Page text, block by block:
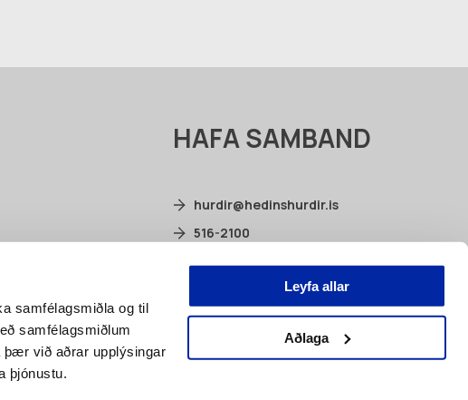
samfélagsmiðla og til
samfélagsmiðlum
þær við aðrar upplýsingar
þjónustu.
Leyfa allar
Aðlaga
HAFA SAMBAND
hurdir@hedinshurdir.is
516-2100
Selhella 2, 221 Hafnarfjörður
facebook.com/hedinshurdir